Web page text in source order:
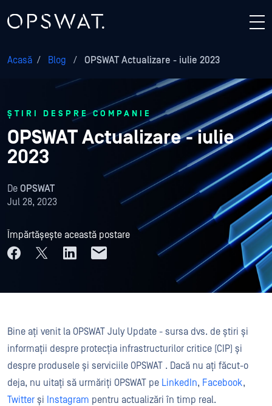
Acasă / Blog / OPSWAT Actualizare - iulie 2023
ȘTIRI DESPRE COMPANIE
OPSWAT Actualizare - iulie
2023
De OPSWAT
Jul 28, 2023
Împărtășește această postare
Bine ați venit la OPSWAT July Update - sursa dvs. de știri și
informații despre protecția infrastructurilor critice (CIP) și
despre produsele și serviciile OPSWAT . Dacă nu ați făcut-o
deja, nu uitați să urmăriți OPSWAT pe LinkedIn, Facebook,
Twitter și Instagram pentru actualizări în timp real.